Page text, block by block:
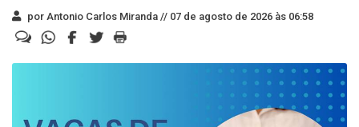
por Antonio Carlos Miranda // 07 de agosto de 2026 às 06:58